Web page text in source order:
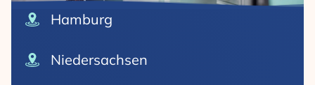
Hamburg
Niedersachsen